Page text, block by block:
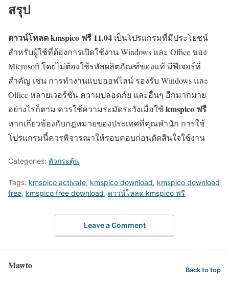
สรุป
ดาวน์โหลด kmspico ฟรี 11.04 เป็นโปรแกรมที่มีประโยชน์
สำหรับผู้ใช้ที่ต้องการเปิดใช้งาน Windows และ Office ของ
Microsoft โดยไม่ต้องใช้รหัสผลิตภัณฑ์ของแท้ มีฟีเจอร์ที่
สำคัญ เช่น การทำงานแบบออฟไลน์ รองรับ Windows และ
Office หลายเวอร์ชัน ความปลอดภัย และอื่นๆ อีกมากมาย
อย่างไรก็ตาม ควรใช้ความระมัดระวังเมื่อใช้kmspico ฟรี
หากเกี่ยวข้องกับกฎหมายของประเทศที่คุณพำนัก การใช้
โปรแกรมนี้ควรพิจารณาให้รอบคอบก่อนตัดสินใจใช้งาน
Categories: ตัวกระตุ้น
Tags: kmspico activate, kmspico download, kmspico download
free, kmspico free download, ดาวน์โหลด kmspico ฟรี
Leave a Comment
Mawto Back to top